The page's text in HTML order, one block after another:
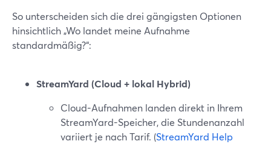
So unterscheiden sich die drei gängigsten Optionen
hinsichtlich „Wo landet meine Aufnahme
standardmäßig?“:
StreamYard (Cloud + lokal Hybrid)
Cloud-Aufnahmen landen direkt in Ihrem
StreamYard-Speicher, die Stundenanzahl
variiert je nach Tarif. (StreamYard Help